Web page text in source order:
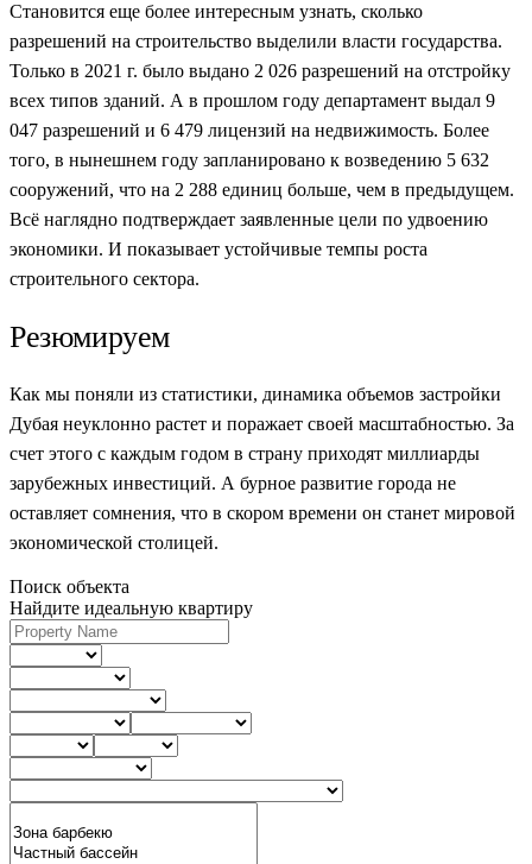
Становится еще более интересным узнать, сколько
разрешений на строительство выделили власти государства.
Только в 2021 г. было выдано 2 026 разрешений на отстройку
всех типов зданий. А в прошлом году департамент выдал 9
047 разрешений и 6 479 лицензий на недвижимость. Более
того, в нынешнем году запланировано к возведению 5 632
сооружений, что на 2 288 единиц больше, чем в предыдущем.
Всё наглядно подтверждает заявленные цели по удвоению
экономики. И показывает устойчивые темпы роста
строительного сектора.
Резюмируем
Как мы поняли из статистики, динамика объемов застройки
Дубая неуклонно растет и поражает своей масштабностью. За
счет этого с каждым годом в страну приходят миллиарды
зарубежных инвестиций. А бурное развитие города не
оставляет сомнения, что в скором времени он станет мировой
экономической столицей.
Поиск объекта
Найдите идеальную квартиру